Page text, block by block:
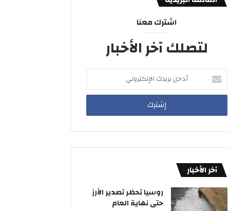
اشترك معنا
لتصلك آخر الأخبار
أدخل
بريدك
الإلكتروني
آخر الأخبار
روسيا تحظر تصدير الأرز
حتى نهاية العام